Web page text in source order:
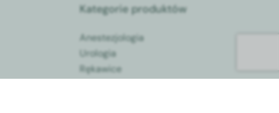
Kategorie produktów
Anestezjologia
Urologia
Rękawice